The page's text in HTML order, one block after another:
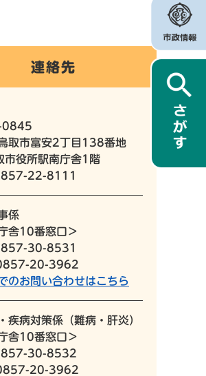
連絡先
0845
取市富安2丁目138番地
役所駅南庁舎1階
22-8111
係
舎10番窓口＞
30-8531
20-3962
のお問い合わせはこちら
疾病対策係（難病・肝炎）
舎10番窓口＞
30-8532
20-3962